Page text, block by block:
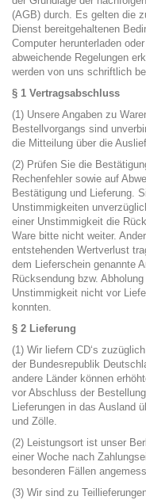
(AGB) durch. Es gelten die
Dienst bereitgehaltenen
Computer herunterladen
abweichende Regelungen
werden von uns schriftlich
§ 1 Vertragsabschluss
(1) Unsere Angaben zu
Bestellvorgangs sind
die Mitteilung über die
(2) Prüfen Sie die
Rechenfehler sowie auf
Bestätigung und Lieferung.
Unstimmigkeiten
einer Unstimmigkeit die
Ware bitte nicht weiter.
entstehenden Wertverlust
dem Lieferschein genannte
Rücksendung bzw.
Unstimmigkeit nicht vor
konnten.
§ 2 Lieferung
(1) Wir liefern CD‘s
der Bundesrepublik
andere Länder können
vor Abschluss der
Lieferungen in das Ausland
und Zölle.
(2) Leistungsort ist unser
einer Woche nach
besonderen Fällen
(3) Wir sind zu